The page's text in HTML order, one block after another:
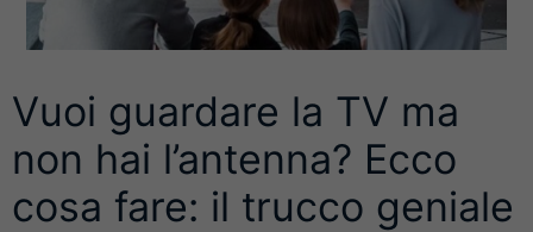
Vuoi guardare la TV ma
non hai l’antenna? Ecco
cosa fare: il trucco geniale